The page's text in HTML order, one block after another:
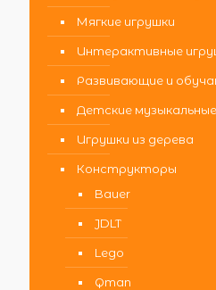
Мягкие игрушки
Интерактивные
Развивающие и
Детские
Игрушки из дерева
Конструкторы
Bauer
JDLT
Lego
Qman